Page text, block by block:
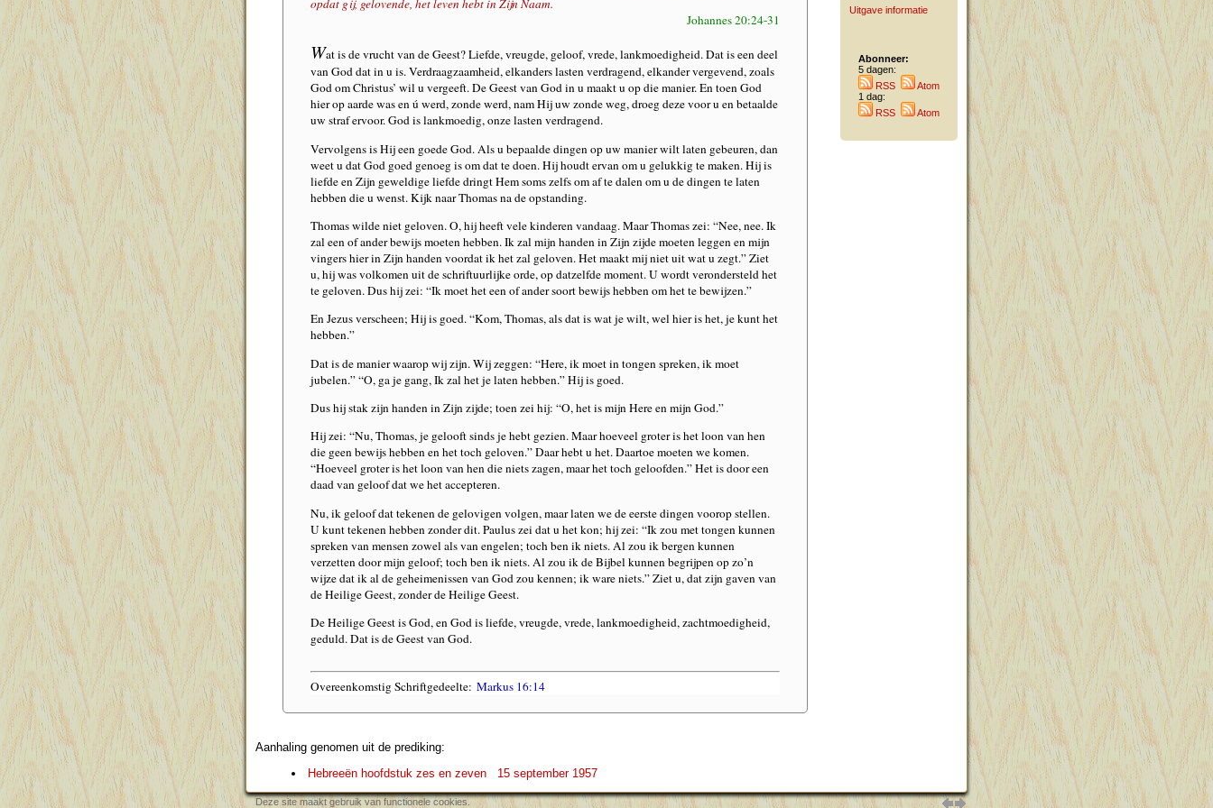
Uitgave informatie
Abonneer:
5 dagen:
RSS
Atom
1 dag:
RSS
Atom
opdat gij, gelovende, het leven hebt in Zijn Naam.
Johannes 20:24-31
Wat is de vrucht van de Geest? Liefde, vreugde, geloof, vrede, lankmoedigheid. Dat is een deel
van God dat in u is. Verdraagzaamheid, elkanders lasten verdragend, elkander vergevend, zoals
God om Christus’ wil u vergeeft. De Geest van God in u maakt u op die manier. En toen God
hier op aarde was en ú werd, zonde werd, nam Hij uw zonde weg, droeg deze voor u en betaalde
uw straf ervoor. God is lankmoedig, onze lasten verdragend.
Vervolgens is Hij een goede God. Als u bepaalde dingen op uw manier wilt laten gebeuren, dan
weet u dat God goed genoeg is om dat te doen. Hij houdt ervan om u gelukkig te maken. Hij is
liefde en Zijn geweldige liefde dringt Hem soms zelfs om af te dalen om u de dingen te laten
hebben die u wenst. Kijk naar Thomas na de opstanding.
Thomas wilde niet geloven. O, hij heeft vele kinderen vandaag. Maar Thomas zei: “Nee, nee. Ik
zal een of ander bewijs moeten hebben. Ik zal mijn handen in Zijn zijde moeten leggen en mijn
vingers hier in Zijn handen voordat ik het zal geloven. Het maakt mij niet uit wat u zegt.” Ziet
u, hij was volkomen uit de schriftuurlijke orde, op datzelfde moment. U wordt verondersteld het
te geloven. Dus hij zei: “Ik moet het een of ander soort bewijs hebben om het te bewijzen.”
En Jezus verscheen; Hij is goed. “Kom, Thomas, als dat is wat je wilt, wel hier is het, je kunt het
hebben.”
Dat is de manier waarop wij zijn. Wij zeggen: “Here, ik moet in tongen spreken, ik moet
jubelen.” “O, ga je gang, Ik zal het je laten hebben.” Hij is goed.
Dus hij stak zijn handen in Zijn zijde; toen zei hij: “O, het is mijn Here en mijn God.”
Hij zei: “Nu, Thomas, je gelooft sinds je hebt gezien. Maar hoeveel groter is het loon van hen
die geen bewijs hebben en het toch geloven.” Daar hebt u het. Daartoe moeten we komen.
“Hoeveel groter is het loon van hen die niets zagen, maar het toch geloofden.” Het is door een
daad van geloof dat we het accepteren.
Nu, ik geloof dat tekenen de gelovigen volgen, maar laten we de eerste dingen voorop stellen.
U kunt tekenen hebben zonder dit. Paulus zei dat u het kon; hij zei: “Ik zou met tongen kunnen
spreken van mensen zowel als van engelen; toch ben ik niets. Al zou ik bergen kunnen
verzetten door mijn geloof; toch ben ik niets. Al zou ik de Bijbel kunnen begrijpen op zo’n
wijze dat ik al de geheimenissen van God zou kennen; ik ware niets.” Ziet u, dat zijn gaven van
de Heilige Geest, zonder de Heilige Geest.
De Heilige Geest is God, en God is liefde, vreugde, vrede, lankmoedigheid, zachtmoedigheid,
geduld. Dat is de Geest van God.
Overeenkomstig Schriftgedeelte: Markus 16:14
Aanhaling genomen uit de prediking:
Hebreeën hoofdstuk zes en zeven 15 september 1957
Deze site maakt gebruik van functionele cookies.